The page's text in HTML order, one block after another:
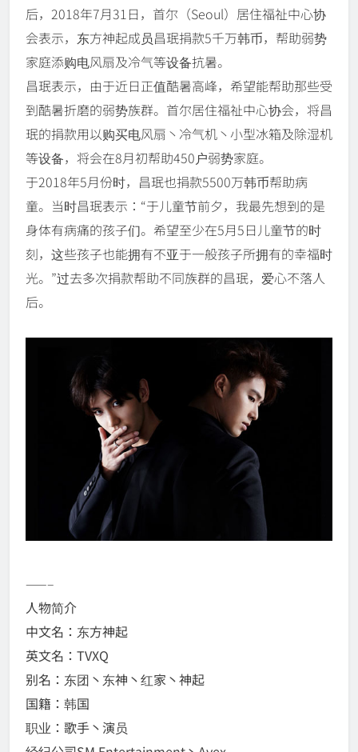
后，2018年7月31日，首尔（Seoul）居住福祉中心协
会表示，东方神起成员昌珉捐款5千万韩币，帮助弱势
家庭添购电风扇及冷气等设备抗暑。
昌珉表示，由于近日正值酷暑高峰，希望能帮助那些受
到酷暑折磨的弱势族群。首尔居住福祉中心协会，将昌
珉的捐款用以购买电风扇丶冷气机丶小型冰箱及除湿机
等设备，将会在8月初帮助450户弱势家庭。
于2018年5月份时，昌珉也捐款5500万韩币帮助病
童。当时昌珉表示：“于儿童节前夕，我最先想到的是
身体有病痛的孩子们。希望至少在5月5日儿童节的时
刻，这些孩子也能拥有不亚于一般孩子所拥有的幸福时
光。”过去多次捐款帮助不同族群的昌珉，爱心不落人
后。
——–
人物简介
中文名：东方神起
英文名：TVXQ
别名：东团丶东神丶红家丶神起
国籍：韩国
职业：歌手丶演员